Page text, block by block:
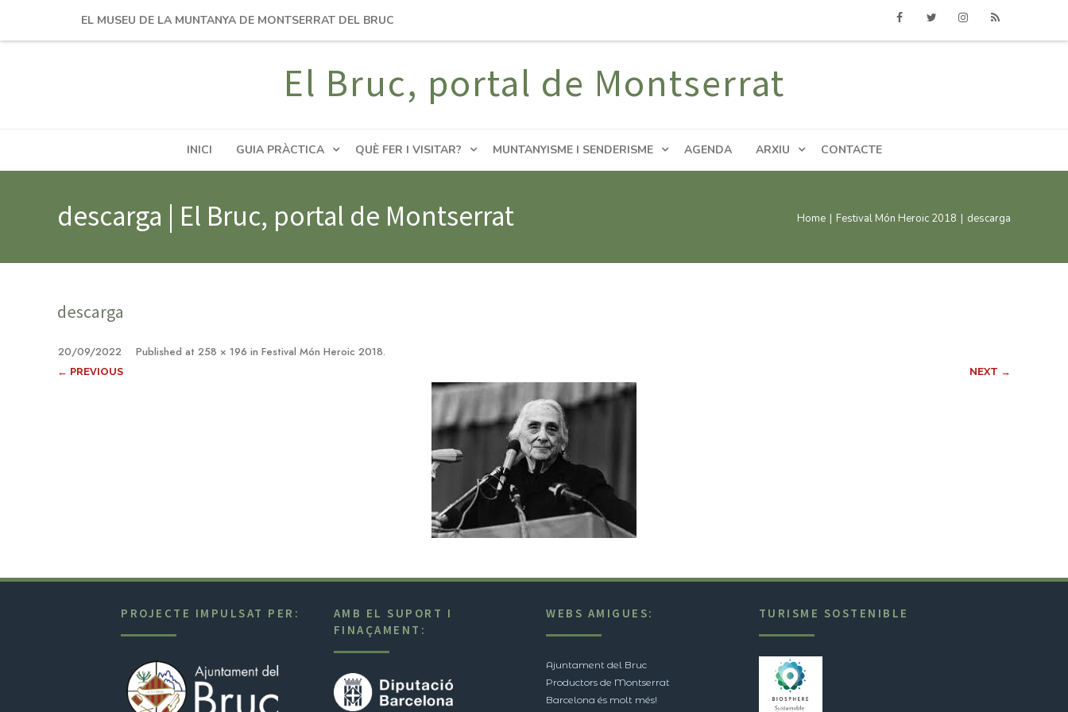
EL MUSEU DE LA MUNTANYA DE MONTSERRAT DEL BRUC
El Bruc, portal de Montserrat
INICI GUIA PRÀCTICA QUÈ FER I VISITAR? MUNTANYISME I SENDERISME AGENDA ARXIU CONTACTE
descarga | El Bruc, portal de Montserrat Home | Festival Món Heroic 2018 | descarga
descarga
Published
20/09/2022 at 258 × 196 in Festival Món Heroic 2018.
← PREVIOUS NEXT →
PROJECTE IMPULSAT PER:
AMB EL SUPORT I
FINAÇAMENT:
WEBS AMIGUES:
Ajuntament del Bruc
Productors de Montserrat
Barcelona és molt més!
TURISME SOSTENIBLE